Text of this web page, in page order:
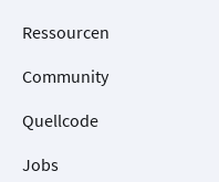
Ressourcen
Community
Quellcode
Jobs